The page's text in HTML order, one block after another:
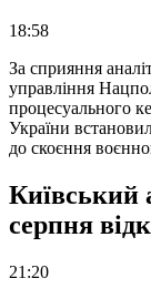
18:58
За сприяння
управління
процесуального
України
до скоєння
Київський
серпня
21:20